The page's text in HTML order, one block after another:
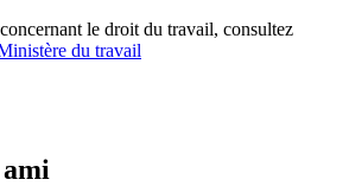
le droit du travail, consultez
du travail